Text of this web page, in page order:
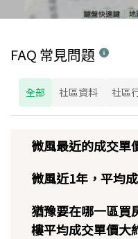
FAQ 常見問題
全部 社區資料 社區
微風最近的成交單
微風近1年，平均
猶豫要在哪一區買
樓平均成交單價大